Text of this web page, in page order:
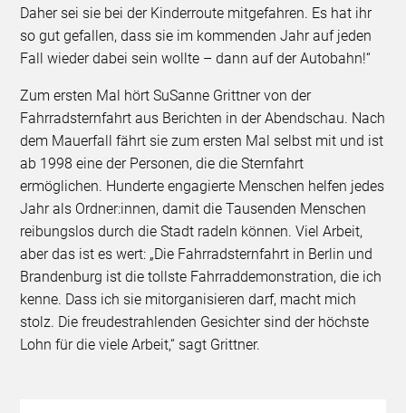
Daher sei sie bei der Kinderroute mitgefahren. Es hat ihr
so gut gefallen, dass sie im kommenden Jahr auf jeden
Fall wieder dabei sein wollte – dann auf der Autobahn!“
Zum ersten Mal hört SuSanne Grittner von der
Fahrradsternfahrt aus Berichten in der Abendschau. Nach
dem Mauerfall fährt sie zum ersten Mal selbst mit und ist
ab 1998 eine der Personen, die die Sternfahrt
ermöglichen. Hunderte engagierte Menschen helfen jedes
Jahr als Ordner:innen, damit die Tausenden Menschen
reibungslos durch die Stadt radeln können. Viel Arbeit,
aber das ist es wert: „Die Fahrradsternfahrt in Berlin und
Brandenburg ist die tollste Fahrraddemonstration, die ich
kenne. Dass ich sie mitorganisieren darf, macht mich
stolz. Die freudestrahlenden Gesichter sind der höchste
Lohn für die viele Arbeit,“ sagt Grittner.